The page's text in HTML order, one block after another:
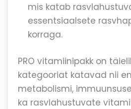
mis katab
essentsiaalsete
korraga.
PRO vitamiinipakk on
kategooriat katavad nii
metabolismi,
ka rasvlahustuvate